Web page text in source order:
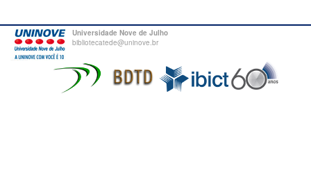
Universidade Nove de Julho
bibliotecatede@uninove.br